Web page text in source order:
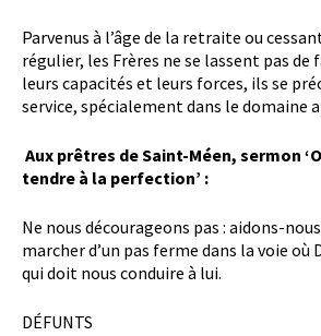
Parvenus à l’âge de la retraite ou
régulier, les Frères ne se lassent pas de
leurs capacités et leurs forces, ils se
service, spécialement dans le domaine
Aux prêtres de Saint-Méen, sermon
tendre à la perfection’ :
Ne nous décourageons pas : aidons-
marcher d’un pas ferme dans la voie où
qui doit nous conduire à lui.
DÉFUNTS